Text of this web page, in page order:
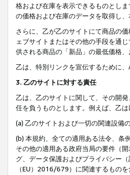
格および在庫を表示できるものとし
の価格および在庫のデータを取得し、
さらに、乙が乙のサイトにて商品の
ェブサイトまたはその他の手段を通
供される商品の「新品」の最低価格
乙は、特別リンクを宣伝するために
3. 乙のサイトに対する責任
乙は、乙のサイトに関して、その開
任を負うものとします。例えば、乙
(a) 乙のサイトおよび一切の関連設備
(b) 本規約、全ての適用ある法令、条
その他の適用ある政府当局の要件（
グ、データ保護およびプライバシー
（EU）2016/679）に関連するもの